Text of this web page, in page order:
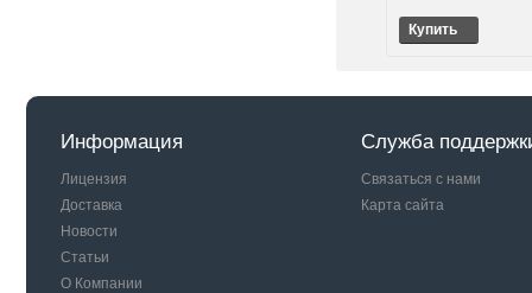
Купить
Информация
Лицензия
Доставка
Новости
Статьи
О Компании
Служба
Связаться с нами
Карта сайта